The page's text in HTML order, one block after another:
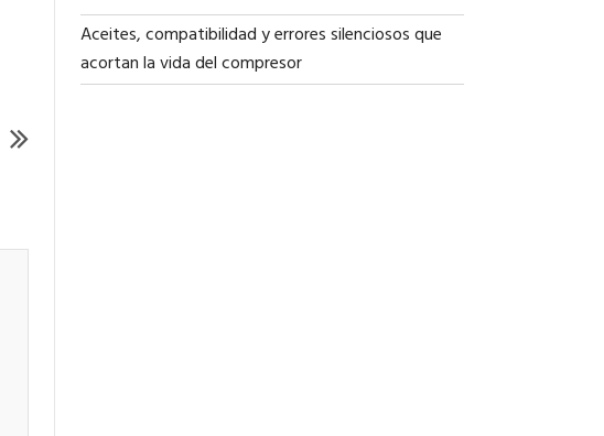
Aceites, compatibilidad y errores silenciosos que
acortan la vida del compresor